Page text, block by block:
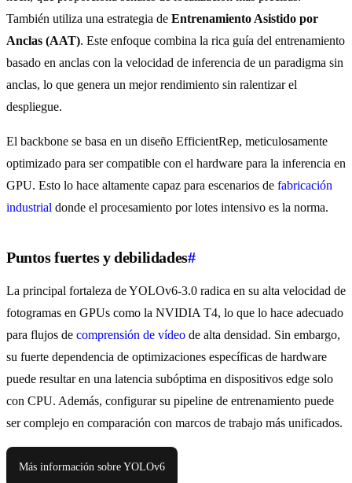
También utiliza una estrategia de Entrenamiento Asistido por
Anclas (AAT). Este enfoque combina la rica guía del entrenamiento
basado en anclas con la velocidad de inferencia de un paradigma sin
anclas, lo que genera un mejor rendimiento sin ralentizar el
despliegue.
El backbone se basa en un diseño EfficientRep, meticulosamente
optimizado para ser compatible con el hardware para la inferencia en
GPU. Esto lo hace altamente capaz para escenarios de fabricación
industrial donde el procesamiento por lotes intensivo es la norma.
Puntos fuertes y debilidades#
La principal fortaleza de YOLOv6-3.0 radica en su alta velocidad de
fotogramas en GPUs como la NVIDIA T4, lo que lo hace adecuado
para flujos de comprensión de vídeo de alta densidad. Sin embargo,
su fuerte dependencia de optimizaciones específicas de hardware
puede resultar en una latencia subóptima en dispositivos edge solo
con CPU. Además, configurar su pipeline de entrenamiento puede
ser complejo en comparación con marcos de trabajo más unificados.
Más información sobre YOLOv6